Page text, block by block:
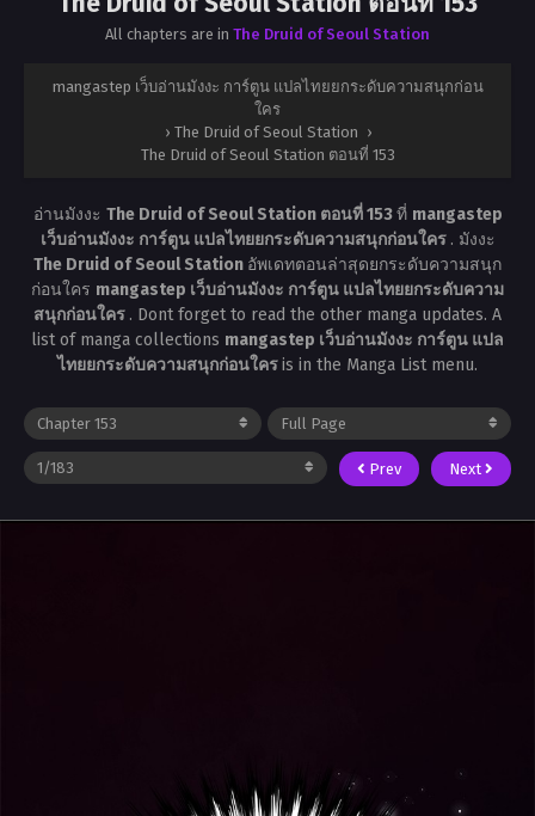
All chapters are in The Druid of Seoul Station
mangastep เว็บอ่านมังงะ การ์ตูน แปลไทยยกระดับความสนุกก่อน
ใคร
› The Druid of Seoul Station ›
The Druid of Seoul Station ตอนที่ 153
อ่านมังงะ The Druid of Seoul Station ตอนที่ 153ที่ mangastep
เว็บอ่านมังงะ การ์ตูน แปลไทยยกระดับความสนุกก่อนใคร . มังงะ
The Druid of Seoul Station อัพเดทตอนล่าสุดยกระดับความสนุก
ก่อนใคร mangastep เว็บอ่านมังงะ การ์ตูน แปลไทยยกระดับความ
สนุกก่อนใคร . Dont forget to read the other manga updates. A
list of manga collections mangastep เว็บอ่านมังงะ การ์ตูน แปล
ไทยยกระดับความสนุกก่อนใครis in the Manga List menu.
Prev Next